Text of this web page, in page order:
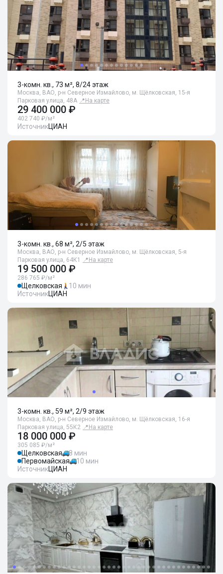
3-комн. кв., 73 м², 8/24 этаж
Москва, ВАО, р-н Северное Измайлово, м. Щёлковская, 15-я
Парковая улица, 48А 📍 На карте
29 400 000 ₽
402 740 ₽/м²
ИсточникЦИАН
3-комн. кв., 68 м², 2/5 этаж
Москва, ВАО, р-н Северное Измайлово, м. Щёлковская, 5-я
Парковая улица, 64К1
📍 На карте
19 500 000 ₽
286 765 ₽/м²
Щелковская
10 мин
ИсточникЦИАН
3-комн. кв., 59 м², 2/9 этаж
Москва, ВАО, р-н Северное Измайлово, м. Щёлковская, 16-я
Парковая улица, 55К2 📍 На карте
18 000 000 ₽
305 085 ₽/м²
Щелковская
8 мин
Первомайская
10 мин
ИсточникЦИАН